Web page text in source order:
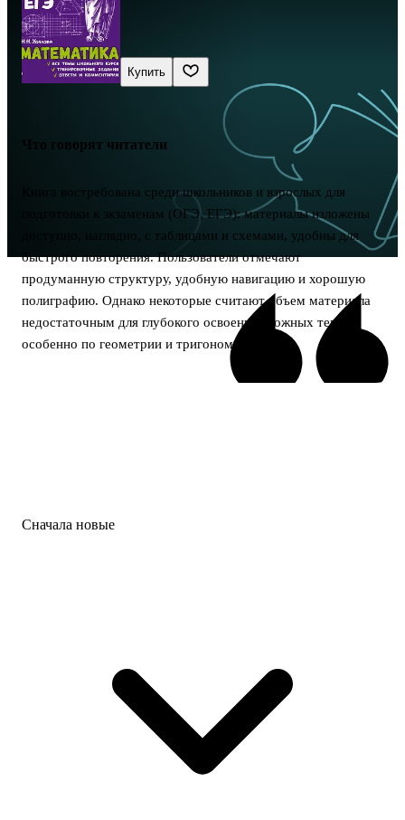
Купить
Что говорят читатели
Книга востребована среди школьников и взрослых для
подготовки к экзаменам (ОГЭ, ЕГЭ): материалы изложены
доступно, наглядно, с таблицами и схемами, удобны для
быстрого повторения. Пользователи отмечают
продуманную структуру, удобную навигацию и хорошую
полиграфию. Однако некоторые считают объем материала
недостаточным для глубокого освоения сложных тем,
особенно по геометрии и тригонометрии.
Сначала новые